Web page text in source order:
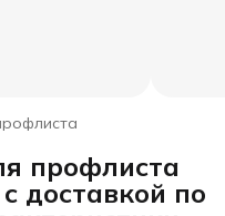
профлиста
доставкой по